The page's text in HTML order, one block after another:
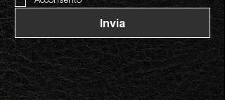
Invia